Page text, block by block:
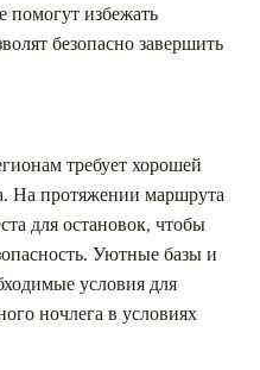
помогут избежать
безопасно завершить
требует хорошей
На протяжении маршрута
для остановок, чтобы
Уютные базы и
условия для
ночлега в условиях